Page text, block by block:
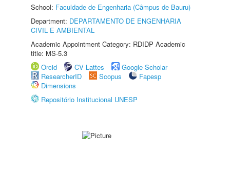
School: Faculdade de Engenharia (Câmpus de Bauru)
Department: DEPARTAMENTO DE ENGENHARIA
CIVIL E AMBIENTAL
Academic Appointment Category: RDIDP Academic
title: MS-5.3
Orcid
CV Lattes
Google Scholar
ResearcherID
Scopus
Fapesp
Dimensions
Repositório Institucional UNESP